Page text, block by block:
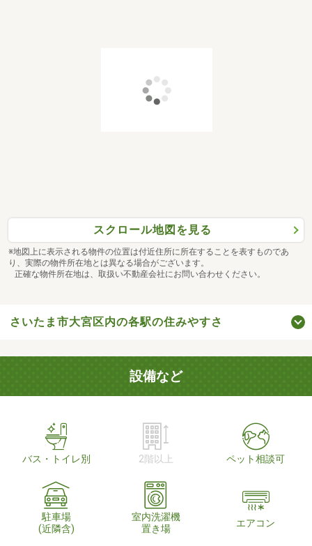
スクロール地図を見る
※地図上に表示される物件の位置は付近住所に所在することを表すものであ
り、実際の物件所在地とは異なる場合がございます。
正確な物件所在地は、取扱い不動産会社にお問い合わせください。
さいたま市大宮区内の各駅の住みやすさ
設備など
バス・トイレ別 2階以上 ペット相談可
駐車場
(近隣含)
室内洗濯機
置き場
エアコン